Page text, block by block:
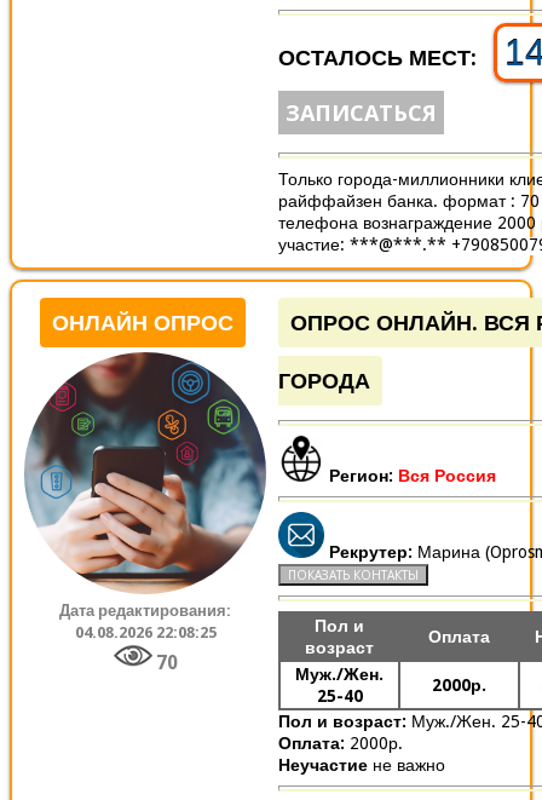
ОСТАЛОСЬ МЕСТ:
ЗАПИСАТЬСЯ
Только города-миллионники
райффайзен банка. формат : 70
телефона вознаграждение 2000
участие: ***@***.**
ОНЛАЙН ОПРОС
Дата редактирования:
04.08.2026 22:08:25
70
ОПРОС ОНЛАЙН. ВСЯ
ГОРОДА
Регион: Вся Россия
Рекрутер: Марина
Пол и
возраст
Оплата
Муж./Жен.
25-40
2000р.
Пол и возраст: Муж./Жен. 25-
Оплата: 2000р.
Неучастие не важно